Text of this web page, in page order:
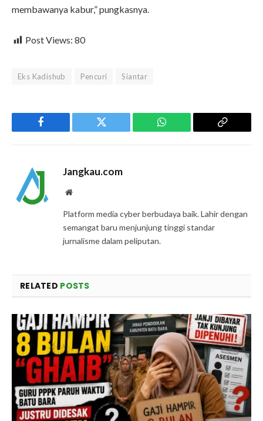
membawanya kabur,” pungkasnya.
Post Views: 80
Eks Kadishub Pencuri Siantar
Facebook Twitter WhatsApp
Copy
Jangkau.com
Website
Platform media cyber berbudaya baik. Lahir dengan
semangat baru menjunjung tinggi standar
jurnalisme dalam peliputan.
RELATED POSTS